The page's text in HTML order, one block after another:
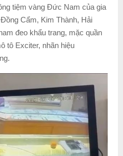
tiệm vàng Đức Nam của gia
Cẩm, Kim Thành, Hải
đeo khẩu trang, mặc quần
tô Exciter, nhãn hiệu